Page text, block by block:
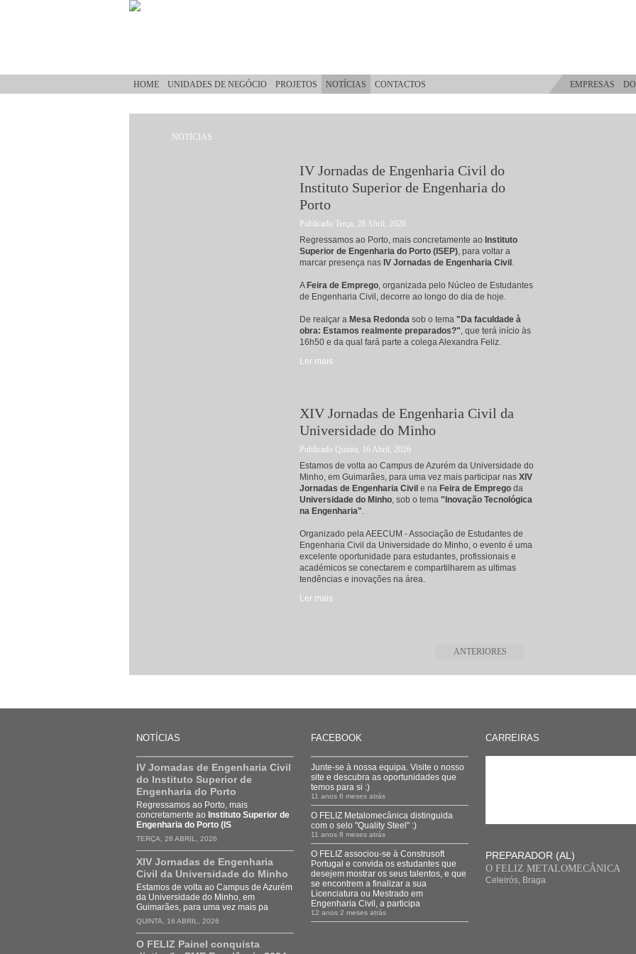
Passar para o conteúdo principal
HOME UNIDADES DE NEGÓCIO PROJETOS NOTÍCIAS CONTACTOS EMPRESAS
NOTÍCIAS
IV Jornadas de Engenharia Civil do
Instituto Superior de Engenharia do
Porto
Publicado Terça, 28 Abril, 2026
Regressamos ao Porto, mais concretamente ao Instituto
Superior de Engenharia do Porto (ISEP), para voltar a
marcar presença nas IV Jornadas de Engenharia Civil .
A Feira de Emprego, organizada pelo Núcleo de Estudantes
de Engenharia Civil, decorre ao longo do dia de hoje.
De realçar a Mesa Redonda sob o tema "Da faculdade à
obra: Estamos realmente preparados?", que terá início às
16h50 e da qual fará parte a colega Alexandra Feliz.
Ler mais
XIV Jornadas de Engenharia Civil da
Universidade do Minho
Publicado Quinta, 16 Abril, 2026
Estamos de volta ao Campus de Azurém da Universidade do
Minho, em Guimarães, para uma vez mais participar nas XIV
Jornadas de Engenharia Civil e na Feira de Emprego da
Universidade do Minho, sob o tema "Inovação Tecnológica
na Engenharia".
Organizado pela AEECUM - Associação de Estudantes de
Engenharia Civil da Universidade do Minho, o evento é uma
excelente oportunidade para estudantes, profissionais e
académicos se conectarem e compartilharem as ultimas
tendências e inovações na área.
Ler mais
ANTERIORES
NOTÍCIAS
IV Jornadas de Engenharia Civil
do Instituto Superior de
Engenharia do Porto
Regressamos ao Porto, mais
concretamente ao Instituto Superior de
Engenharia do Porto (IS
TERÇA, 28 ABRIL, 2026
XIV Jornadas de Engenharia
Civil da Universidade do Minho
Estamos de volta ao Campus de Azurém
da Universidade do Minho, em
Guimarães, para uma vez mais pa
QUINTA, 16 ABRIL, 2026
O FELIZ Painel conquista
FACEBOOK
Junte-se à nossa equipa. Visite o nosso
site e descubra as oportunidades que
temos para si :)
11 anos 6 meses atrás
O FELIZ Metalomecânica distinguida
com o selo "Quality Steel" :)
11 anos 8 meses atrás
O FELIZ associou-se à Construsoft
Portugal e convida os estudantes que
desejem mostrar os seus talentos, e que
se encontrem a finalizar a sua
Licenciatura ou Mestrado em
Engenharia Civil, a participa
12 anos 2 meses atrás
CARREIRAS
PREPARADOR (AL)
O FELIZ METALOMECÂNICA
Celeirós, Braga